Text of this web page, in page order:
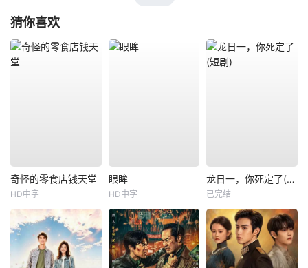
猜你喜欢
奇怪的零食店钱天堂
HD中字
眼眸
HD中字
龙日一，你死定了(短剧)
已完结